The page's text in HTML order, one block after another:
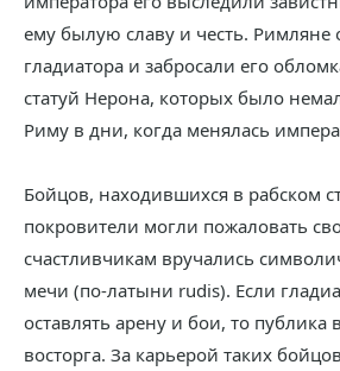
ему былую славу и честь. Римляне
гладиатора и забросали его
статуй Нерона, которых было
Риму в дни, когда менялась
Бойцов, находившихся в рабском
покровители могли пожаловать
счастливчикам вручались
мечи (по-латыни rudis). Если
оставлять арену и бои, то публика
восторга. За карьерой таких